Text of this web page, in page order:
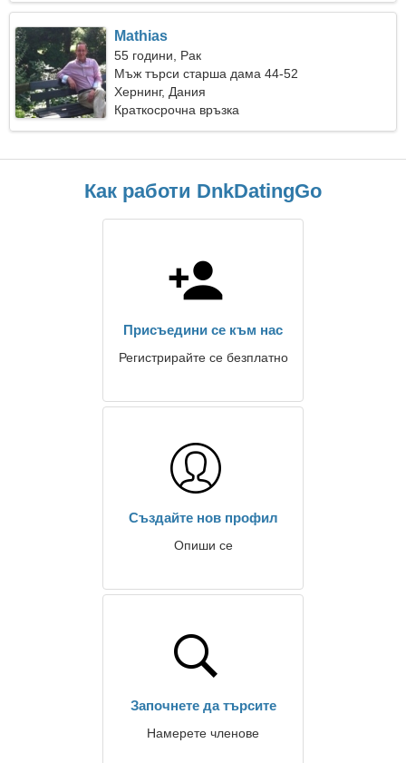
Mathias
55 години, Рак
Мъж търси старша дама 44-52
Хернинг, Дания
Краткосрочна връзка
Как работи DnkDatingGo
Присъедини се към нас
Регистрирайте се безплатно
Създайте нов профил
Опиши се
Започнете да търсите
Намерете членове